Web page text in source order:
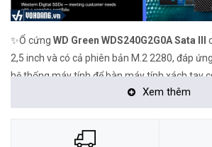
✨Ổ cứng WD Green WDS240G2G0A Sata III
2,5 inch và có cả phiên bản M.2 2280, đáp
hệ thống máy tính để bàn máy tính xách tay
việc chạy nhiều ứng dụng đồng thời
Xem thêm